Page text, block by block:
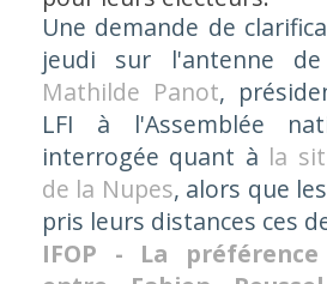
Une demande de
jeudi sur l'antenne
Mathilde Panot,
LFI à l'Assemblée
interrogée quant à la
de la Nupes, alors que
pris leurs distances ces
IFOP - La